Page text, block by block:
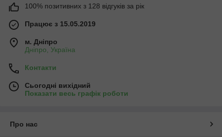
100% позитивних з 128 відгуків за рік
Працює з 15.05.2019
м. Дніпро
Дніпро, Україна
Контакти
Сьогодні вихідний
Показати весь графік роботи
Про нас